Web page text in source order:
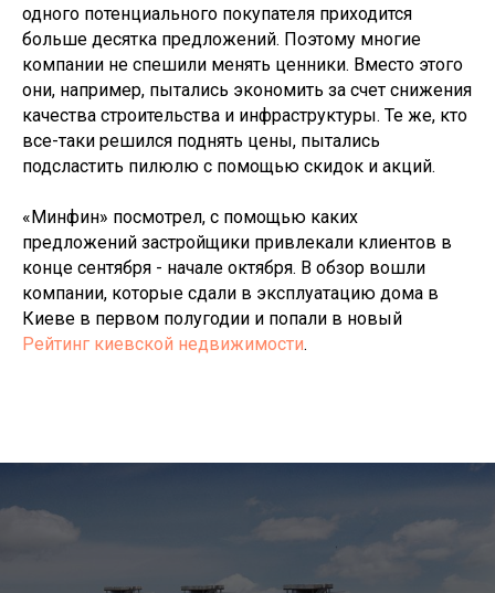
одного потенциального покупателя приходится
больше десятка предложений. Поэтому многие
компании не спешили менять ценники. Вместо этого
они, например, пытались экономить за счет снижения
качества строительства и инфраструктуры. Те же, кто
все-таки решился поднять цены, пытались
подсластить пилюлю с помощью скидок и акций.
«Минфин» посмотрел, с помощью каких
предложений застройщики привлекали клиентов в
конце сентября - начале октября. В обзор вошли
компании, которые сдали в эксплуатацию дома в
Киеве в первом полугодии и попали в новый
Рейтинг киевской недвижимости.